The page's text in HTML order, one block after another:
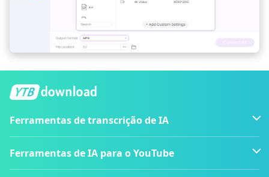
Ferramentas de transcrição de IA
Ferramentas de IA para o YouTube